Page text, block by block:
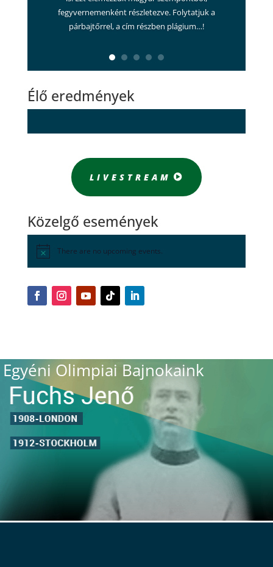
fegyvernemenként részletezve. Folytatjuk a
párbajtőrrel, a cím részben plágium…!
Élő eredmények
LIVESTREAM
Közelgő események
There are no upcoming events.
Egyéni Olimpiai Bajnokaink